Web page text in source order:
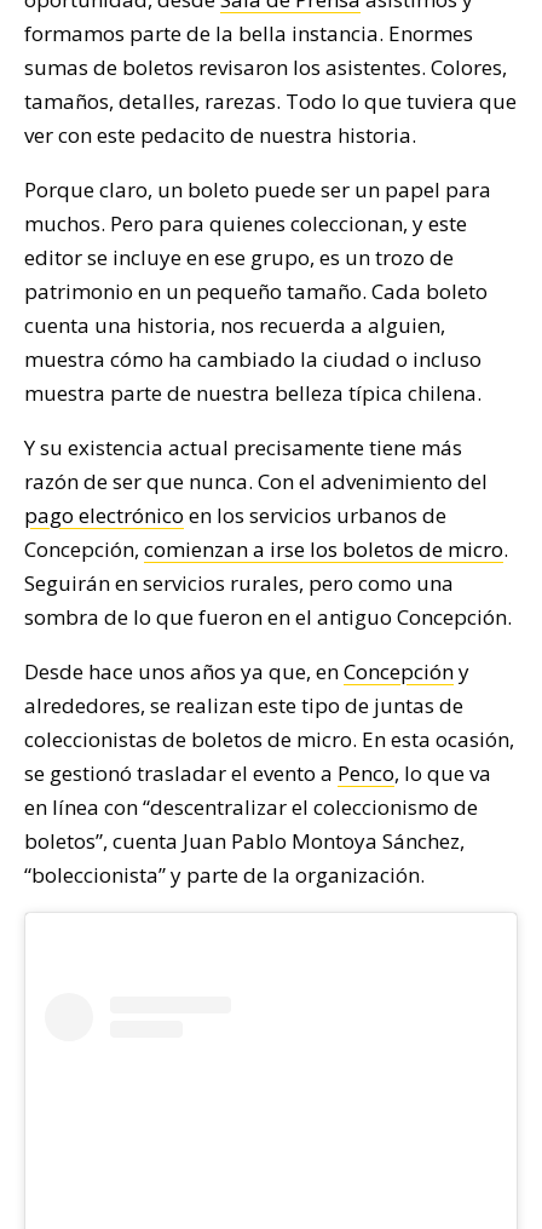
formamos parte de la bella instancia. Enormes
sumas de boletos revisaron los asistentes. Colores,
tamaños, detalles, rarezas. Todo lo que tuviera que
ver con este pedacito de nuestra historia.
Porque claro, un boleto puede ser un papel para
muchos. Pero para quienes coleccionan, y este
editor se incluye en ese grupo, es un trozo de
patrimonio en un pequeño tamaño. Cada boleto
cuenta una historia, nos recuerda a alguien,
muestra cómo ha cambiado la ciudad o incluso
muestra parte de nuestra belleza típica chilena.
Y su existencia actual precisamente tiene más
razón de ser que nunca. Con el advenimiento del
pago electrónico en los servicios urbanos de
Concepción, comienzan a irse los boletos de micro.
Seguirán en servicios rurales, pero como una
sombra de lo que fueron en el antiguo Concepción.
Desde hace unos años ya que, enConcepcióny
alrededores, se realizan este tipo de juntas de
coleccionistas de boletos de micro. En esta ocasión,
se gestionó trasladar el evento a Penco, lo que va
en línea con “descentralizar el coleccionismo de
boletos”, cuenta Juan Pablo Montoya Sánchez,
“boleccionista” y parte de la organización.